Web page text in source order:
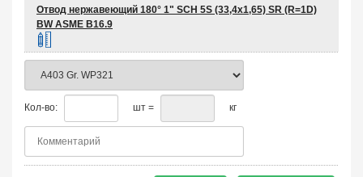
Отвод нержавеющий 180° 1" SCH 5S (33,4х1,65) SR (R=1D)
BW ASME B16.9
Кол-во: шт = кг